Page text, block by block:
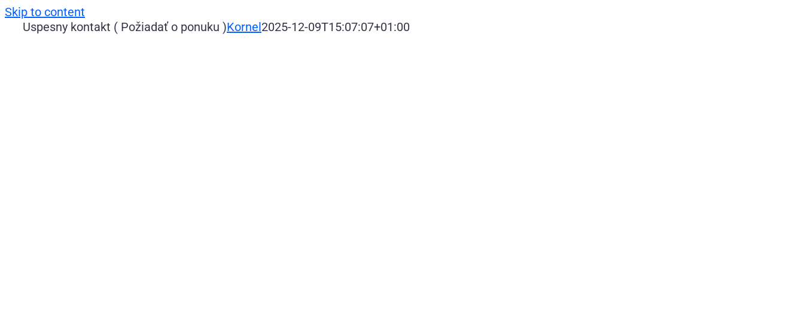
Skip to content
Uspesny kontakt ( Požiadať o ponuku )Kornel2025-12-09T15:07:07+01:00